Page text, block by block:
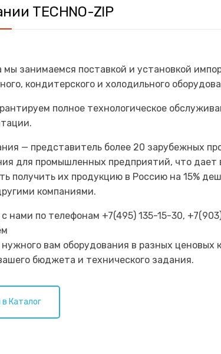
TECHNO-ZIP
мы занимаемся поставкой и установкой
кондитерского и холодильного
полное технологическое
— представитель более 20 зарубежных
для промышленных предприятий, что дает
получить их продукцию в Россию на 15%
компаниями.
нами по телефонам +7(495) 135-15-30,
вам оборудования в разных ценовых
бюджета и технического задания.
Каталог